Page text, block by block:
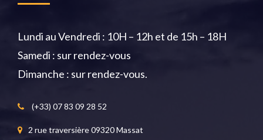
Lundi au Vendredi : 10H – 12h et de 15h – 18H
Samedi : sur rendez-vous
Dimanche : sur rendez-vous.
(+33) 07 83 09 28 52
2 rue traversière 09320 Massat